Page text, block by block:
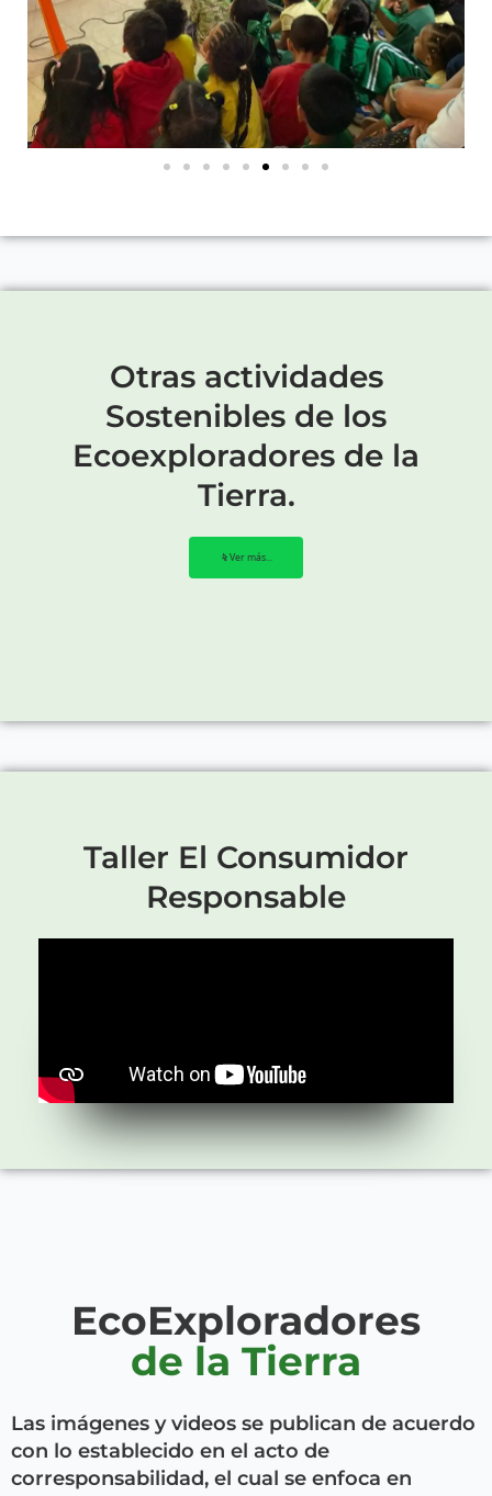
Otras actividades
Sostenibles de los
Ecoexploradores de la
Tierra.
Ver más...
Taller El Consumidor
Responsable
EcoExploradores
de la Tierra
Las imágenes y videos se publican de acuerdo
con lo establecido en el acto de
corresponsabilidad, el cual se enfoca en